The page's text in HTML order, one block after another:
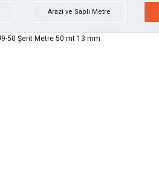
Arazi ve Saplı Metre